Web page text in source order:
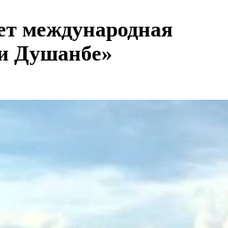
международная
Душанбе»